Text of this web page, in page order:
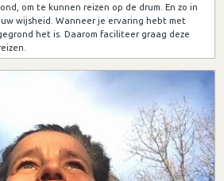
om te kunnen reizen op de drum. En zo in
wijsheid. Wanneer je ervaring hebt met
het is. Daarom faciliteer graag deze